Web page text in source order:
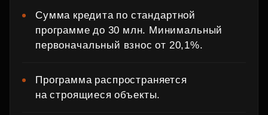
Сумма кредита по стандартной
программе до 30 млн. Минимальный
первоначальный взнос от 20,1%.
Программа распространяется
на строящиеся объекты.